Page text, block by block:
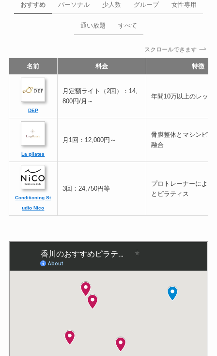
おすすめ パーソナル 少人数 グループ 女性専用
通い放題 すべて
スクロールできます
名前 料金 特徴
DEP
月定額ライト（2回）：14,
800円/月～
年間10万以上のレッス
La pilates
月1回：12,000円～
骨膜整体とマシンピラ
融合
Conditioning St
udio Nico
3回：24,750円等
プロトレーナーによる
とピラティス